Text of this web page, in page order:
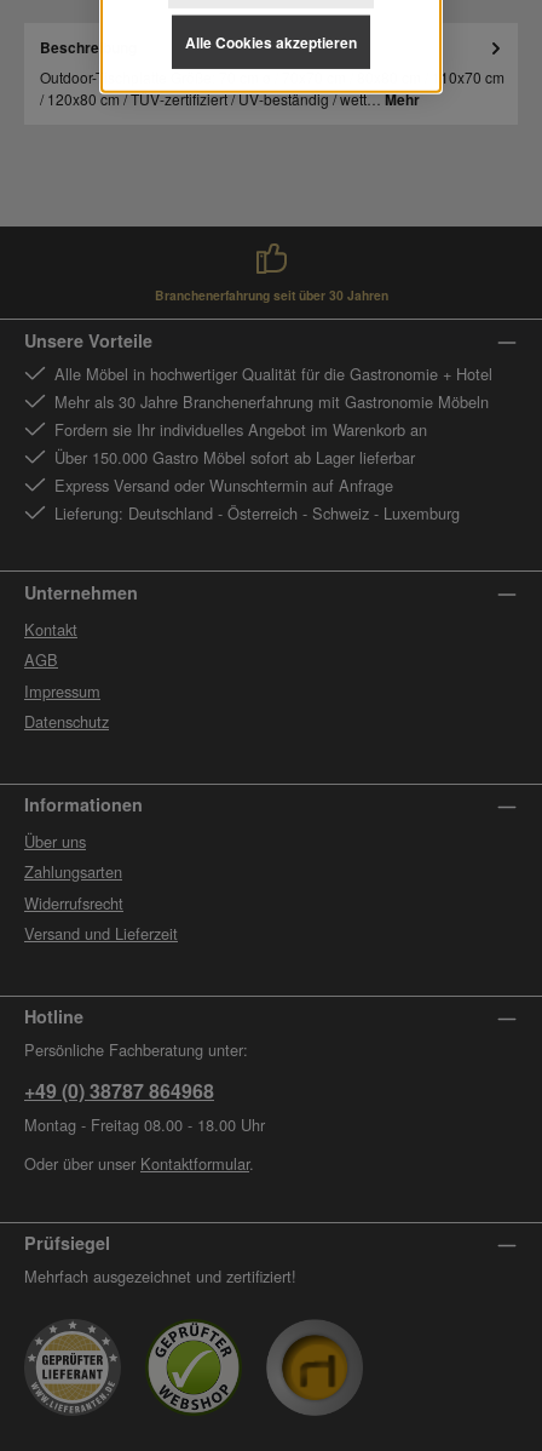
Beschreibung
Outdoor-Tischplatte Größe: 70 cm ø / 70x70 cm / 80x80 cm / 110x70 cm
/ 120x80 cm / TÜV-zertifiziert / UV-beständig / wett…Mehr
Branchenerfahrung seit über 30 Jahren
Unsere Vorteile
Alle Möbel in hochwertiger Qualität für die Gastronomie + Hotel
Mehr als 30 Jahre Branchenerfahrung mit Gastronomie Möbeln
Fordern sie Ihr individuelles Angebot im Warenkorb an
Über 150.000 Gastro Möbel sofort ab Lager lieferbar
Express Versand oder Wunschtermin auf Anfrage
Lieferung: Deutschland - Österreich - Schweiz - Luxemburg
Unternehmen
Kontakt
AGB
Impressum
Datenschutz
Informationen
Über uns
Zahlungsarten
Widerrufsrecht
Versand und Lieferzeit
Hotline
Persönliche Fachberatung unter:
+49 (0) 38787 864968
Montag - Freitag 08.00 - 18.00 Uhr
Oder über unser Kontaktformular.
Prüfsiegel
Mehrfach ausgezeichnet und zertifiziert!
Alle Cookies akzeptieren